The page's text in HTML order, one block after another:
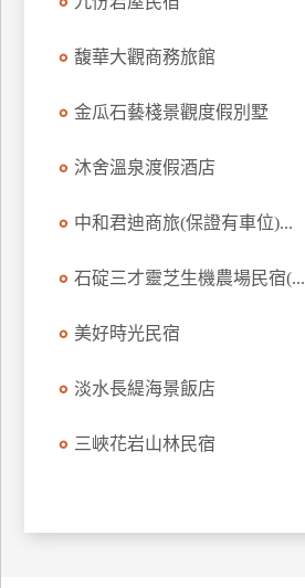
馥華大觀商務旅館
金瓜石藝棧景觀度假別墅
沐舍溫泉渡假酒店
中和君迪商旅(保證有車位)...
石碇三才靈芝生機農場民宿(...
美好時光民宿
淡水長緹海景飯店
三峽花岩山林民宿